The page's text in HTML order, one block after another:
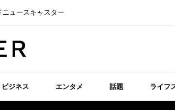
ニュースキャスター
ビジネス エンタメ 話題 ライフ